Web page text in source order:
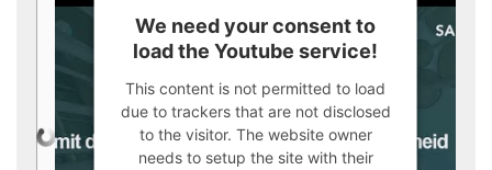
We need your consent to
load the Youtube service!
This content is not permitted to load
due to trackers that are not disclosed
to the visitor. The website owner
needs to setup the site with their